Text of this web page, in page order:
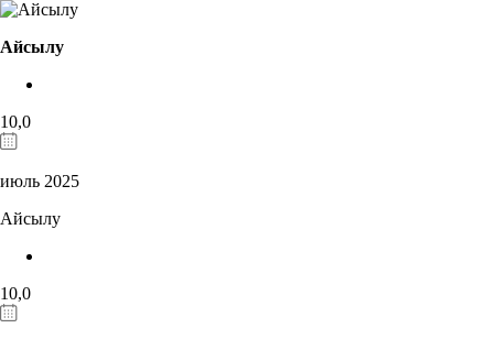
Айсылу
10,0
июль 2025
Айсылу
10,0